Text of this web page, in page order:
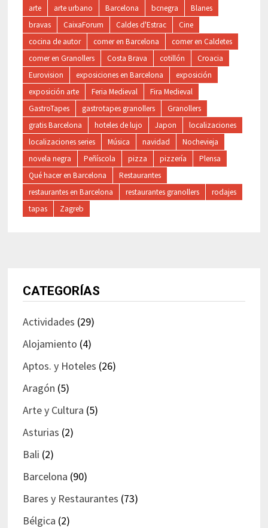
arte arte urbano Barcelona bcnegra
Blanes
bravas
CaixaForum Caldes d'Estrac
Cine
cocina de autor
comer en Barcelona
comer en Caldetes
comer en Granollers
Costa Brava cotillón
Croacia
Eurovision
exposiciones en Barcelona
exposición
exposición arte
Feria Medieval
Fira Medieval
GastroTapes
gastrotapes granollers
Granollers
gratis Barcelona
hoteles de lujo Japon
localizaciones
localizaciones series
Música navidad
Nochevieja
novela negra
Peñíscola pizza pizzería
Plensa
Qué hacer en Barcelona
Restaurantes
restaurantes en Barcelona
restaurantes granollers
rodajes
tapas
Zagreb
CATEGORÍAS
Actividades (29)
Alojamiento (4)
Aptos. y Hoteles (26)
Aragón (5)
Arte y Cultura (5)
Asturias (2)
Bali (2)
Barcelona (90)
Bares y Restaurantes (73)
Bélgica (2)